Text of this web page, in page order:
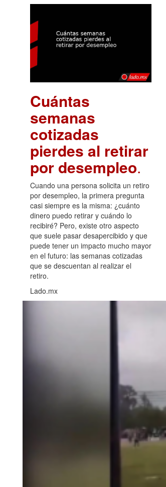
Cuántas
semanas
cotizadas
pierdes al retirar
por desempleo.
Cuando una persona solicita un retiro
por desempleo, la primera pregunta
casi siempre es la misma: ¿cuánto
dinero puedo retirar y cuándo lo
recibiré? Pero, existe otro aspecto
que suele pasar desapercibido y que
puede tener un impacto mucho mayor
en el futuro: las semanas cotizadas
que se descuentan al realizar el
retiro.
Lado.mx